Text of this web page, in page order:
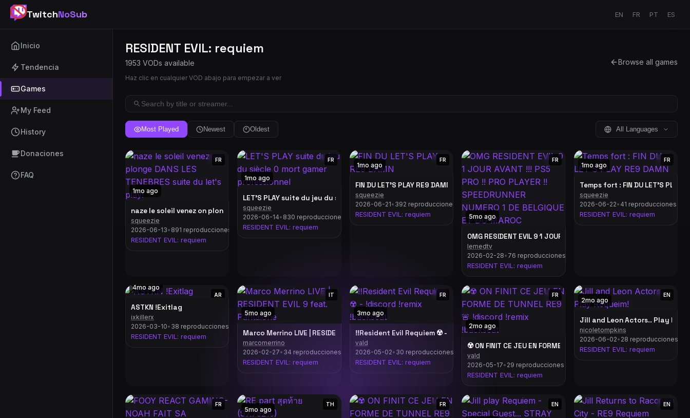
TwitchNoSub EN FR PT ES
Inicio
Tendencia
Games
My Feed
History
Donaciones
FAQ
RESIDENT EVIL: requiem
1953 VODs available
Haz clic en cualquier VOD abajo para empezar a ver
Browse all games
Most Played Newest Oldest All Languages
1mo ago
FR
naze le soleil venez on plonge DANS LES TENEBRES suite du let's play!
squeezie
2026-06-13• 891 reproducciones
RESIDENT EVIL: requiem
1mo ago
FR
LET'S PLAY suite du jeu du siècle 0 mort gamer professionnel
squeezie
2026-06-14• 830 reproducciones
RESIDENT EVIL: requiem
1mo ago
FR
FIN DU LET'S PLAY RE9 DAMN
squeezie
2026-06-21• 392 reproducciones
RESIDENT EVIL: requiem
5mo ago
FR
OMG RESIDENT EVIL 9 1 JOUR AVANT !!! PS5 PRO !! PRO PLAYER !!
lemedtv
2026-02-28• 76 reproducciones
RESIDENT EVIL: requiem
1mo ago
FR
Temps fort : FIN DU LET'S PLAY
squeezie
2026-06-22• 41 reproducciones
RESIDENT EVIL: requiem
4mo ago
AR
ASTKN !Exitlag
ixkillerx
2026-03-10• 38 reproducciones
RESIDENT EVIL: requiem
5mo ago
IT
Marco Merrino LIVE | RESIDENT EVIL 9 feat. Pantalone
marcomerrino
2026-02-27• 34 reproducciones
RESIDENT EVIL: requiem
3mo ago
FR
‼️Resident Evil Requiem ☢️ - !discord !remix !backseat
vald
2026-05-02• 30 reproducciones
RESIDENT EVIL: requiem
2mo ago
FR
☢️ ON FINIT CE JEU EN FORME DE TUNNEL RE9 🚨
vald
2026-05-17• 29 reproducciones
RESIDENT EVIL: requiem
2mo ago
EN
Jill and Leon Actors.. Play
nicoletompkins
2026-06-02• 28 reproducciones
RESIDENT EVIL: requiem
FR
5mo ago
TH FR EN EN